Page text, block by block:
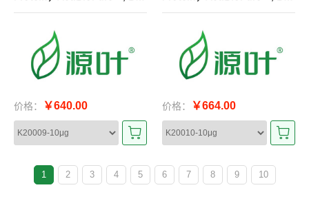
active, Animal Free, Carrier
rmance, ≥97%(SDS-PAGE&H
PLC)
价格： ￥640.00
active, Animal Free, Carrier
rmance, ≥96%(SDS-PAGE&H
PLC)
价格： ￥664.00
1 2 3 4 5 6 7 8 9 10